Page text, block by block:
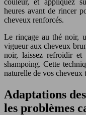
couleur, et appliquez
heures avant de rincer
cheveux renforcés.
Le rinçage au thé noir,
vigueur aux cheveux
noir, laissez refroidir et
shampoing. Cette
naturelle de vos cheveux
Adaptations
les problèmes